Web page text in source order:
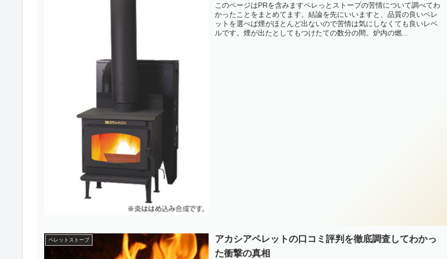
このページはPRを含みますペレっとストーブの苦情について調べてわ
かったことをまとめてます。結論を先にいいますと、品質の良いペレ
ットを選べば煙がほとんど出ないので苦情は気にしなくても良いレベ
ルです。煙が出たとしてもつけたての数分の間。炉内の燃...
ペレットストーブ
アカシアペレットの口コミ評判を徹底調査してわかっ
た衝撃の真相